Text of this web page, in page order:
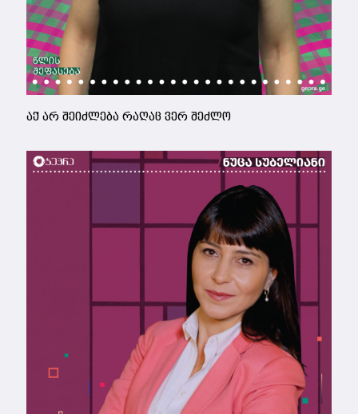
აქ არ შეიძლება რაღაც ვერ შეძლო